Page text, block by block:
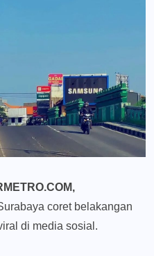
coret belakangan
di media sosial.